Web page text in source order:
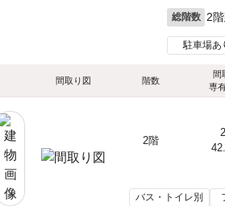
総階数 2
駐車場あ
間取り図 階数
間
専
2階
バス・トイレ別